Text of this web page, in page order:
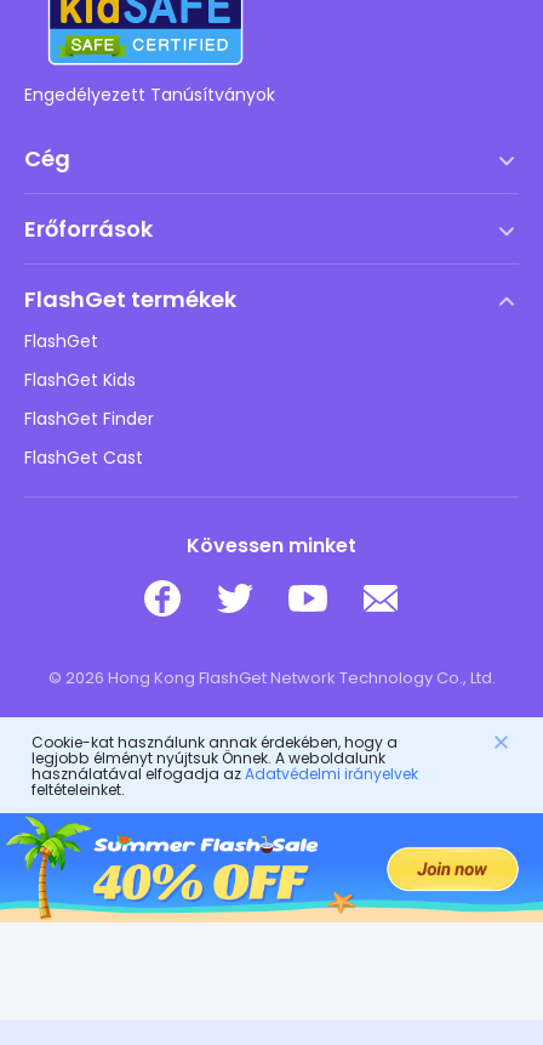
Engedélyezett Tanúsítványok
Cég
DMCA irányelv
Adatvédelmi irányelvek
Hirdetési irányelvek
Ne adja el az adataimat
Erőforrások
Gyermekek online biztonsága
Letöltés
FlashGet termékek
FlashGet
FlashGet Kids
FlashGet Finder
FlashGet Cast
Kövessen minket
© 2026 Hong Kong FlashGet Network Technology Co., Ltd.
Cookie-kat használunk annak érdekében, hogy a
legjobb élményt nyújtsuk Önnek. A weboldalunk
használatával elfogadja azAdatvédelmi irányelvek
feltételeinket.